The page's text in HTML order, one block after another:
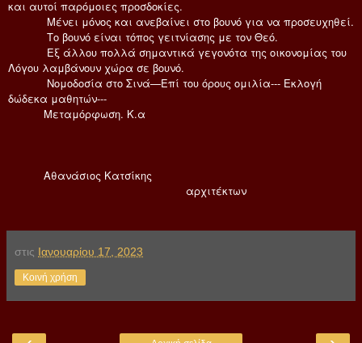
και αυτοί παρόμοιες προσδοκίες.
Μένει μόνος και ανεβαίνει στο βουνό για να προσευχηθεί.
Το βουνό είναι τόπος γειτνίασης με τον Θεό.
Εξ άλλου πολλά σημαντικά γεγονότα της οικονομίας του
Λόγου λαμβάνουν χώρα σε βουνό.
Νομοδοσία στο Σινά—Επί του όρους ομιλία--- Εκλογή
δώδεκα μαθητών---
Μεταμόρφωση. Κ.α
Αθανάσιος Κατσίκης
αρχιτέκτων
στις Ιανουαρίου 17, 2023
Κοινή χρήση